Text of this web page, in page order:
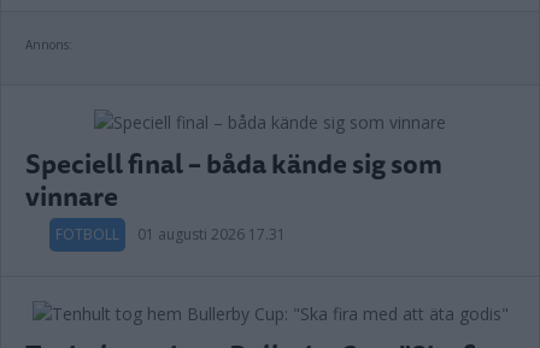
Annons:
Speciell final – båda kände sig som
vinnare
FOTBOLL 01 augusti 2026 17.31